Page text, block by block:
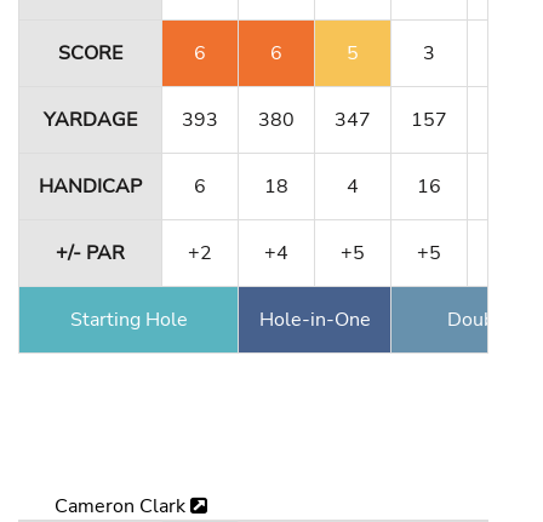
SCORE 6 6 5 3
YARDAGE 393 380 347 157
HANDICAP 6 18 4 16
+/- PAR +2 +4 +5 +5
Starting Hole Hole-in-One Double
Cameron Clark